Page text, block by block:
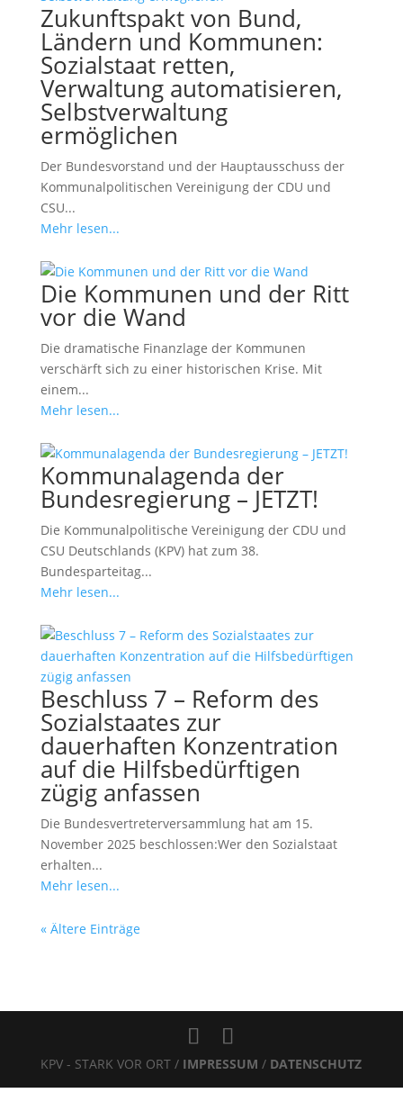
Zukunftspakt von Bund,
Ländern und Kommunen:
Sozialstaat retten,
Verwaltung automatisieren,
Selbstverwaltung
ermöglichen
Der Bundesvorstand und der Hauptausschuss der
Kommunalpolitischen Vereinigung der CDU und
CSU...
Mehr lesen...
Die Kommunen und der Ritt
vor die Wand
Die dramatische Finanzlage der Kommunen
verschärft sich zu einer historischen Krise. Mit
einem...
Mehr lesen...
Kommunalagenda der
Bundesregierung – JETZT!
Die Kommunalpolitische Vereinigung der CDU und
CSU Deutschlands (KPV) hat zum 38.
Bundesparteitag...
Mehr lesen...
Beschluss 7 – Reform des
Sozialstaates zur
dauerhaften Konzentration
auf die Hilfsbedürftigen
zügig anfassen
Die Bundesvertreterversammlung hat am 15.
November 2025 beschlossen:Wer den Sozialstaat
erhalten...
Mehr lesen...
« Ältere Einträge
KPV - STARK VOR ORT / IMPRESSUM/ DATENSCHUTZ